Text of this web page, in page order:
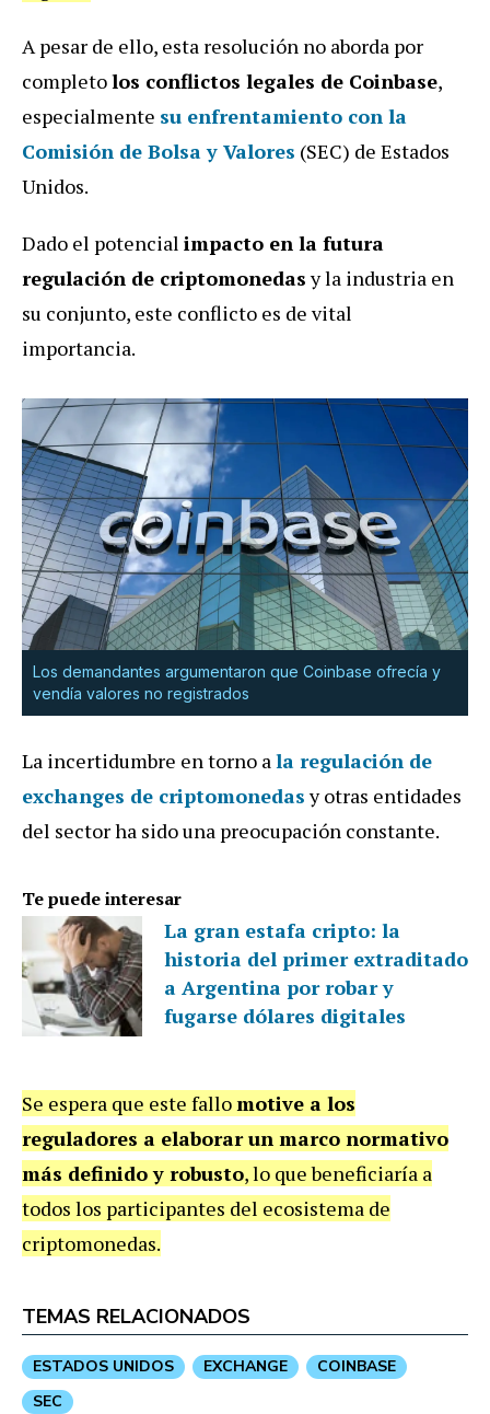
A pesar de ello, esta resolución no aborda por
completolos conflictos legales de Coinbase,
especialmente su enfrentamiento con la
Comisión de Bolsa y Valores (SEC) de Estados
Unidos.
Dado el potencial impacto en la futura
regulación de criptomonedasy la industria en
su conjunto, este conflicto es de vital
importancia.
Los demandantes argumentaron que Coinbase ofrecía y
vendía valores no registrados
La incertidumbre en torno ala regulación de
exchanges de criptomonedasy otras entidades
del sector ha sido una preocupación constante.
Te puede interesar
La gran estafa cripto: la
historia del primer extraditado
a Argentina por robar y
fugarse dólares digitales
Se espera que este fallomotive a los
reguladores a elaborar un marco normativo
más definido y robusto, lo que beneficiaría a
todos los participantes del ecosistema de
criptomonedas.
TEMAS RELACIONADOS
ESTADOS UNIDOS EXCHANGE
COINBASE
SEC